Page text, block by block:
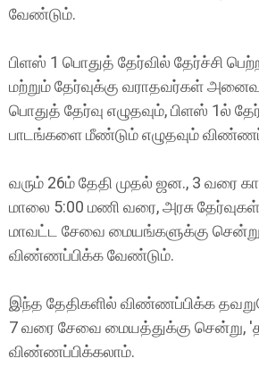
வேண்டும்.
பிளஸ் 1 பொதுத் தேர்வில் தேர்ச்சி
மற்றும் தேர்வுக்கு வராதவர்கள்
பொதுத் தேர்வு எழுதவும், பிளஸ் 1ல்
பாடங்களை மீண்டும் எழுதவும்
வரும் 26ம் தேதி முதல் ஜன., 3 வரை
மாலை 5:00 மணி வரை, அரசு
மாவட்ட சேவை மையங்களுக்கு
விண்ணப்பிக்க வேண்டும்.
இந்த தேதிகளில் விண்ணப்பிக்க
7 வரை சேவை மையத்துக்கு சென்று,
விண்ணப்பிக்கலாம்.